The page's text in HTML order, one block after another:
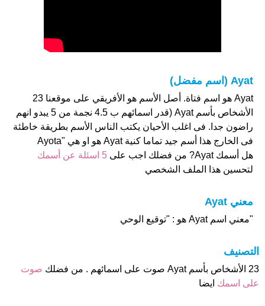
Ayat (اسم مفضل)
Ayat هو اسم فتاة. أصل الأسم هو الأفريقي على موقعنا 23
الأشخاص بأسم Ayat (قدر اسمائهم ب 4.5 نجمة من 5 يبدو انهم
راضون جدا. فى اغلب الأحيان يكتب الناس الأسم بطريقة خاطئة
فى الخارج هذا أسم جيد تماما كنية Ayat هو او هي "Ayota
هل أسمك Ayat? من فضلك اجب على
5 اسئلة عن أسمك
لتحسين هذا الملف الشخصي
معني Ayat
"معني اسم Ayat هو : "توقيع الوحي
التصنيف
23 الأشخاص بأسم Ayat صوت على اسمائهم . من فضلك
صوت
على اسمك ايضا